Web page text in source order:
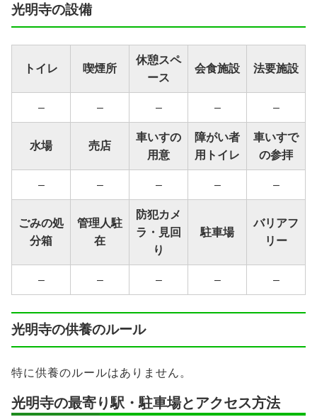
光明寺の設備
トイレ 喫煙所
休憩スペ
ース
会食施設 法要施設
– – – – –
水場 売店
車いすの
用意
障がい者
用トイレ
車いすで
の参拝
– – – – –
ごみの処
分箱
管理人駐
在
防犯カメ
ラ・見回
り
駐車場
バリアフ
リー
– – – – –
光明寺の供養のルール
特に供養のルールはありません。
光明寺の最寄り駅・駐車場とアクセス方法